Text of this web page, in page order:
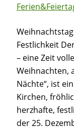
Festlichkeit
– eine Zeit
Weihnachten,
Nächte“, ist
Kirchen,
herzhafte,
der 25.